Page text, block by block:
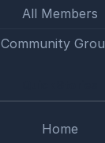
All Members
Community
Home